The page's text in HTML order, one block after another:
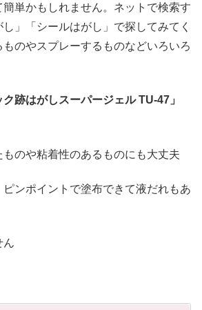
簡単かもしれません。ネットで検索す
」「シールはがし」で探してみてく
のやスプレーするものなどいろいろ
ク跡はがしスーパージェル TU-47」
ものや粘着性のあるものにも大丈夫
ピンポイントで塗布できて液だれもあ
ん